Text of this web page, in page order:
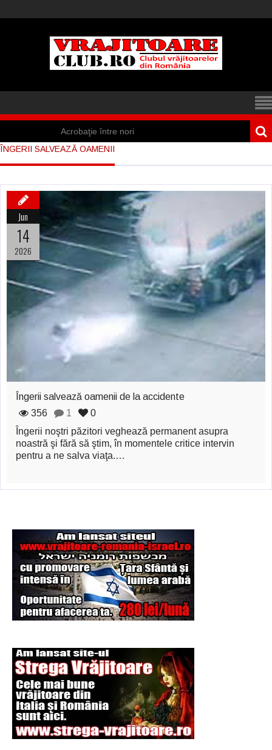
Acrobaţie între nori
Iisus a apărut într-
Marea vânătoare
de vrăjitoare din
Suedia
Vrăjitoare
zburătoare în Mexic
Madona lacrimilor
din Siracusa
Uimitoarea viaţă a
Teresei Neumann
Derba, un oraş
misterios vizitat şi
Şi-a vândut soţia
pentru un ritual de
magie neagră
ÎNGERII SALVEAZĂ OAMENII
Jun
14
2026
Îngerii salvează oamenii de la accidente
356
1
0
Îngerii noştri păzitori veghează permanent asupra
noastră şi fără să ştim, în momentele critice intervin
pentru a ne salva viaţa.…